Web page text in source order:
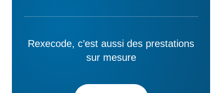
Rexecode, c’est aussi des prestations
sur mesure